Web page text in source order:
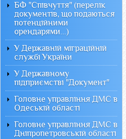
БФ "Співчуття" (перелік
документів, що подаються
потенційними
орендарями...)
У Державній міграційній
службі України
У Державному
підприємстві "Документ"
Головне управління ДМС в
Одеській області
Головне управління ДМС в
Дніпропетровській області